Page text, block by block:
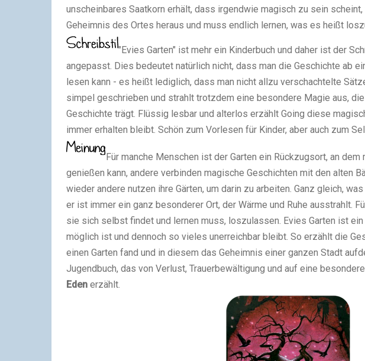
unscheinbares Saatkorn erhält, dass irgendwie magisch zu sein
Geheimnis des Ortes heraus und muss endlich lernen, was es heißt
"Evies Garten" ist mehr ein Kinderbuch und daher ist der
angepasst. Dies bedeutet natürlich nicht, dass man die Geschichte ab
lesen kann - es heißt lediglich, dass man nicht allzu verschachtelte
simpel geschrieben und strahlt trotzdem eine besondere Magie aus,
Geschichte trägt. Flüssig lesbar und alterlos erzählt Going diese
immer erhalten bleibt. Schön zum Vorlesen für Kinder, aber auch zum
Für manche Menschen ist der Garten ein Rückzugsort, an
genießen kann, andere verbinden magische Geschichten mit den alten
wieder andere nutzen ihre Gärten, um darin zu arbeiten. Ganz gleich,
er ist immer ein ganz besonderer Ort, der Wärme und Ruhe ausstrahlt.
sie sich selbst findet und lernen muss, loszulassen. Evies Garten ist
möglich ist und dennoch so vieles unerreichbar bleibt. So erzählt die
einen Garten fand und in diesem das Geheimnis einer ganzen Stadt
Jugendbuch, das von Verlust, Trauerbewältigung und auf eine
Eden erzählt.